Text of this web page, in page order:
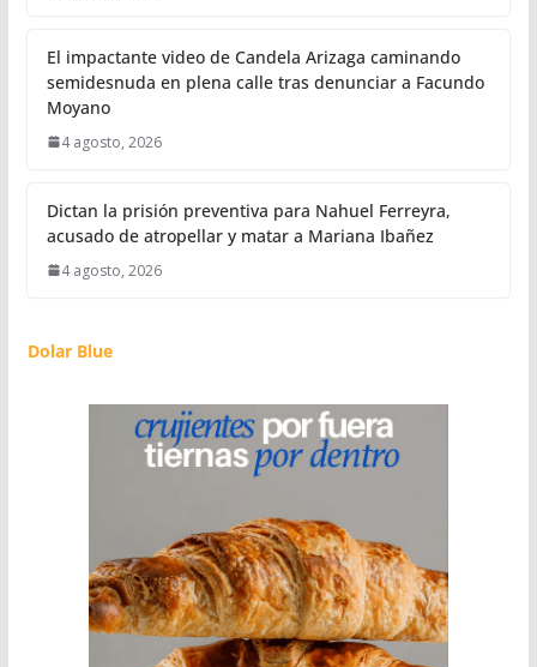
El impactante video de Candela Arizaga caminando
semidesnuda en plena calle tras denunciar a Facundo
Moyano
4 agosto, 2026
Dictan la prisión preventiva para Nahuel Ferreyra,
acusado de atropellar y matar a Mariana Ibañez
4 agosto, 2026
Dolar Blue